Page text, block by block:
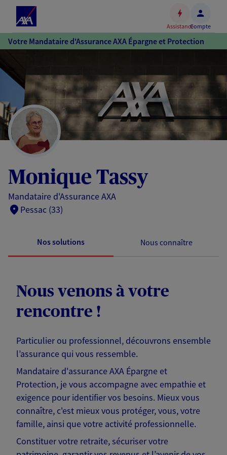
Accéder
au
Accéder
au
pied
de
page
AssistanceCompte
Votre Mandataire d'Assurance AXA Épargne et Protection
Monique Tassy
Mandataire d'Assurance AXA
Pessac (33)
Nos solutions Nous connaître
Nous venons à votre
rencontre !
Particulier ou professionnel, découvrons ensemble
l’assurance qui vous ressemble.
Mandataire d'assurance AXA Épargne et
Protection, je vous accompagne avec empathie et
exigence pour identifier vos besoins. Mieux vous
connaître, c'est mieux vous protéger, vous, votre
famille, ainsi que votre activité professionnelle.
Constituer votre retraite, sécuriser votre